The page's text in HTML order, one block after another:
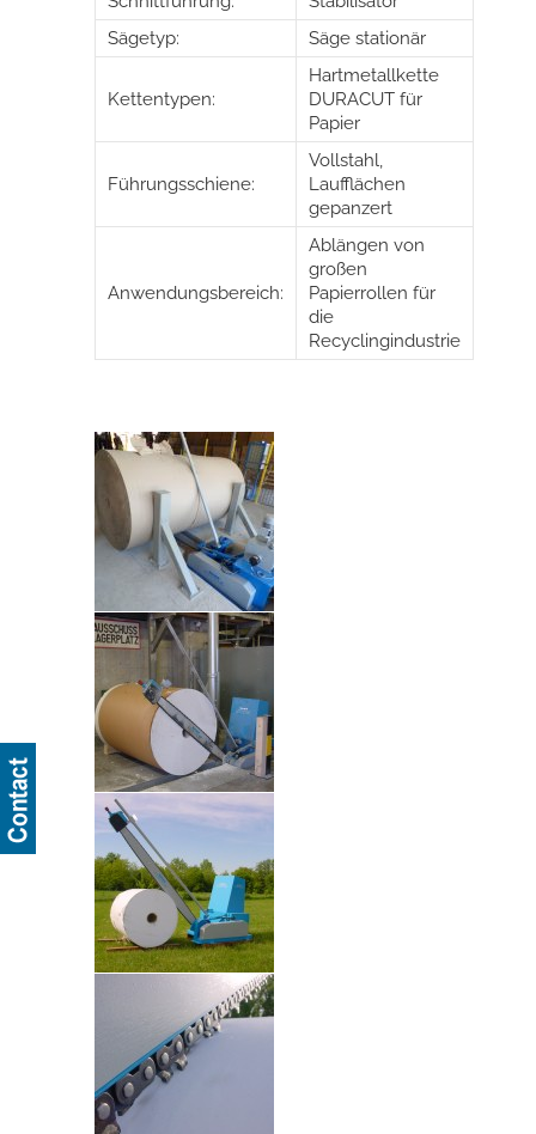
Sägetyp:
Säge stationär
Kettentypen:
Hartmetallkette
DURACUT für
Papier
Führungsschiene:
Vollstahl,
Laufflächen
gepanzert
Anwendungsbereich:
Ablängen von
großen
Papierrollen für
die
Recyclingindustrie